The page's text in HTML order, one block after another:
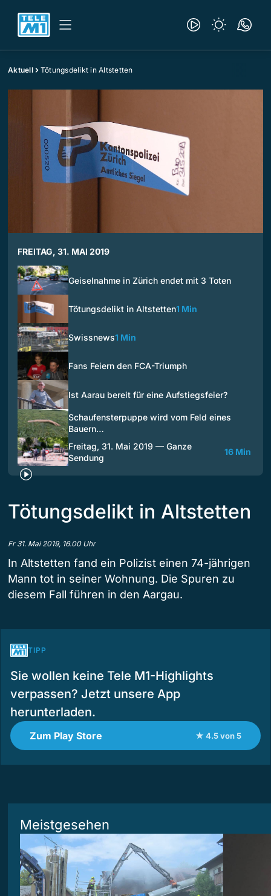
Aktuell Tötungsdelikt in Altstetten
FREITAG, 31. MAI 2019
Geiselnahme in Zürich endet mit 3 Toten
Tötungsdelikt in Altstetten1 Min
Swissnews1 Min
Fans Feiern den FCA-Triumph
Ist Aarau bereit für eine Aufstiegsfeier?
Schaufensterpuppe wird vom Feld eines
Bauern…
Freitag, 31. Mai 2019 — Ganze
Sendung
16 Min
Tötungsdelikt in Altstetten
Fr 31. Mai 2019, 16.00 Uhr
In Altstetten fand ein Polizist einen 74-jährigen
Mann tot in seiner Wohnung. Die Spuren zu
diesem Fall führen in den Aargau.
TIPP
Sie wollen keine Tele M1-Highlights
verpassen? Jetzt unsere App
herunterladen.
Zum Play Store ★ 4.5 von 5
Meistgesehen